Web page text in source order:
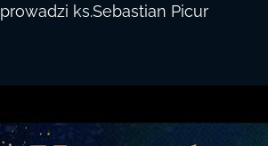
prowadzi ks.Sebastian Picur